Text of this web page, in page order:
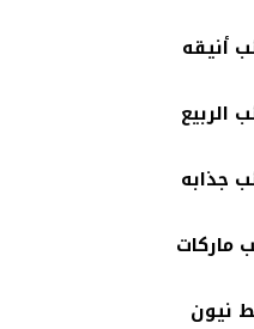
أنيقه
الربيع
جذابه
ماركات
نيون